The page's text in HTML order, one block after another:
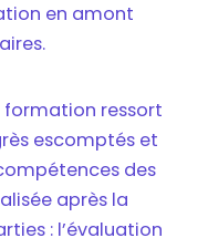
en amont
formation ressort
escomptés et
des
après la
: l’évaluation